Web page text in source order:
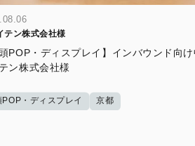
テン株式会社様
頭POP・ディスプレイ】インバウンド向
ン株式会社様
POP・ディスプレイ 京都